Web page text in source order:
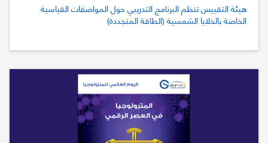
هيئة التقييس تنظم البرنامج التدريبي حول المواصفات القياسية
الخاصة بالخلايا الشمسية (الطاقة المتجددة)